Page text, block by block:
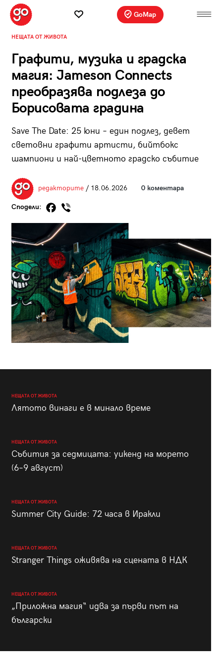
GoMap
НЕЩАТА ОТ ЖИВОТА
Графити, музика и градска
магия: Jameson Connects
преобразява подлеза до
Борисовата градина
Save The Date: 25 юни – един подлез, девет
световни графити артисти, бийтбокс
шампиони и най-цветното градско събитие
редакторите/ 18.06.2026 0 коментара
Сподели:
НЕЩАТА ОТ ЖИВОТА
Лятото винаги е в минало време
НЕЩАТА ОТ ЖИВОТА
Събития за седмицата: уикенд на морето
(6–9 август)
НЕЩАТА ОТ ЖИВОТА
Summer City Guide: 72 часа в Иракли
НЕЩАТА ОТ ЖИВОТА
Stranger Things оживява на сцената в НДК
НЕЩАТА ОТ ЖИВОТА
„Приложна магия“ идва за първи път на
български